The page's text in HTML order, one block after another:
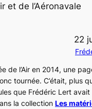
et de l’Aéronavale
22
de l’Air en 2014, une
tournée. C’était, plus
que Frédéric Lert
la collection Les